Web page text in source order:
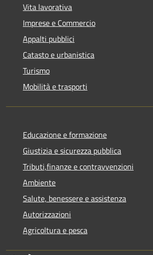
Vita lavorativa
Imprese e Commercio
Appalti pubblici
Catasto e urbanistica
Turismo
Mobilità e trasporti
Educazione e formazione
Giustizia e sicurezza pubblica
Tributi,finanze e contravvenzioni
Ambiente
Salute, benessere e assistenza
Autorizzazioni
Agricoltura e pesca